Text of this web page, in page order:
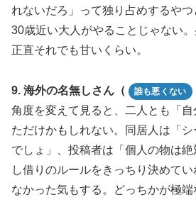
れないだろ」って独り占めするやつ
30歳近い大人がやることじゃない。
正直それでも甘いくらい。
9. 海外の名無しさん（ 誰も悪くない
角度を変えて見ると、二人とも「
ただけかもしれない。同居人は「
でしょ」、投稿者は「個人の物は
し借りのルールをきっちり決めて
なかった気もする。どっちかが極